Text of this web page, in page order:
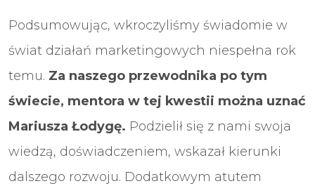
Podsumowując, wkroczyliśmy świadomie w
świat działań marketingowych niespełna rok
temu. Za naszego przewodnika po tym
świecie, mentora w tej kwestii można uznać
Mariusza Łodygę. Podzielił się z nami swoja
wiedzą, doświadczeniem, wskazał kierunki
dalszego rozwoju. Dodatkowym atutem